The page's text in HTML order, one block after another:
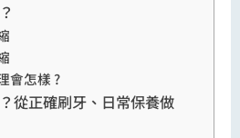
會怎樣 ?
從正確刷牙、日常保養做